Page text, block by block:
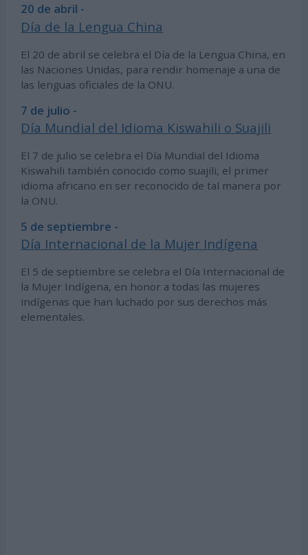
20 de abril -
Día de la Lengua China
El 20 de abril se celebra el Día de la Lengua China, en
las Naciones Unidas, para rendir homenaje a una de
las lenguas oficiales de la ONU.
7 de julio -
Día Mundial del Idioma Kiswahili o Suajili
El 7 de julio se celebra el Día Mundial del Idioma
Kiswahili también conocido como suajili, el primer
idioma africano en ser reconocido de tal manera por
la ONU.
5 de septiembre -
Día Internacional de la Mujer Indígena
El 5 de septiembre se celebra el Día Internacional de
la Mujer Indígena, en honor a todas las mujeres
indígenas que han luchado por sus derechos más
elementales.